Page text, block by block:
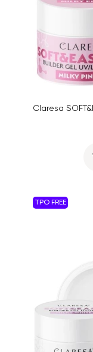
TPO FREE